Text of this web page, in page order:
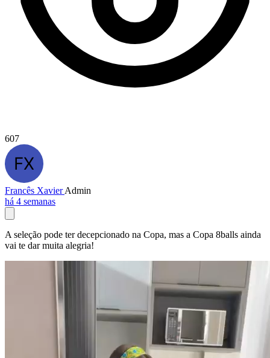
607
Francês XavierAdmin
há 4 semanas
A seleção pode ter decepcionado na Copa, mas a Copa 8balls ainda
vai te dar muita alegria!